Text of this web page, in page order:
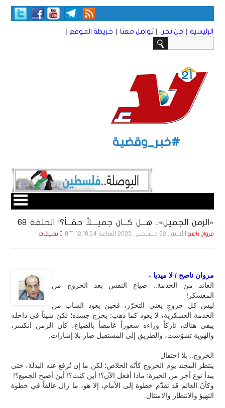
الرئيسية | من نحن | تواصل معنا | خريطة الموقع |
#خبر_وقضية
«الزمن الجميل».. هـــل كـــان جميــــلاً حقـــاً؟! الحلقة 68
مروان ناصح الأثنين , 22 ديـسـمـبـر , 2025 الساعة 12:18:24 AM 0 تعليقات
مروان ناصح / لا ميديا -
العائد من الخدمة.. ضياع النفس بعد الخروج من
المعسكر!
ليس كل خروجٍ يعني التحرّر، فحين يعود الشاب من
الخدمة العسكرية، لا يعود كما ذهب: يخرج جسده؛ لكن شيئاً في داخله
يبقى هناك، تاركاً وراءه شعوراً غامضاً بالضياع، كأن الزمن انكسر،
والهوية تشوّشت، والطريق إلى المستقبل صار بلا إشارات.
الخروج.. بلا احتفال
ينتظر المجند يوم الخروج كأنّه الخلاص؛ لكن ما إن تُرفع عنه البدلة، حتى
يبدأ نوع آخر من الحيرة: ماذا أفعل الآن؟! أين كنت؟! أين أصبح الجميع؟!
وكأنّ العالم قد تقدّم خطوة إلى الأمام، إلا هو، ما زال عالقاً في خطوة
التهيؤ والانتظار والامتثال.